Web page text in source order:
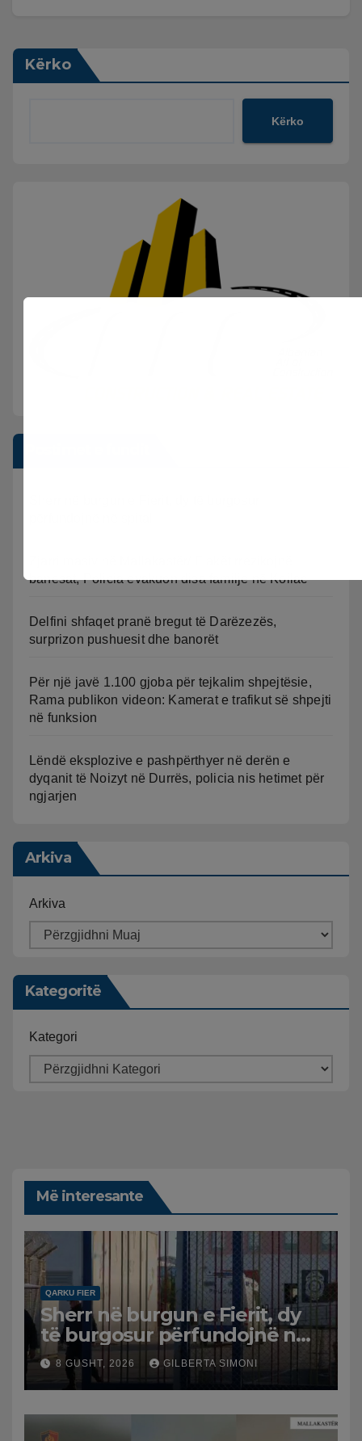
Kërko
Kërko
banesat, Policia evakuon disa familje në Koilac
Delfini shfaqet pranë bregut të Darëzezës,
surprizon pushuesit dhe banorët
Për një javë 1.100 gjoba për tejkalim shpejtësie,
Rama publikon videon: Kamerat e trafikut së shpejti
në funksion
Lëndë eksplozive e pashpërthyer në derën e
dyqanit të Noizyt në Durrës, policia nis hetimet për
ngjarjen
Arkiva
Arkiva
Kategoritë
Kategori
Më interesante
QARKU FIER
Sherr në burgun e Fierit, dy
të burgosur përfundojnë në
spital
8 GUSHT, 2026 GILBERTA SIMONI